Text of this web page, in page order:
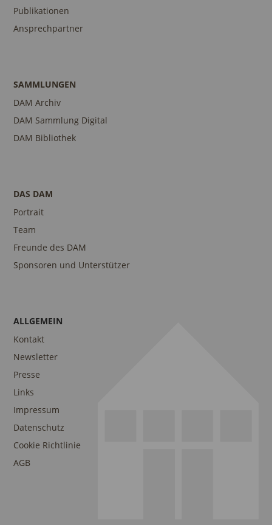
Publikationen
Ansprechpartner
SAMMLUNGEN
DAM Archiv
DAM Sammlung Digital
DAM Bibliothek
DAS DAM
Portrait
Team
Freunde des DAM
Sponsoren und Unterstützer
ALLGEMEIN
Kontakt
Newsletter
Presse
Links
Impressum
Datenschutz
Cookie Richtlinie
AGB